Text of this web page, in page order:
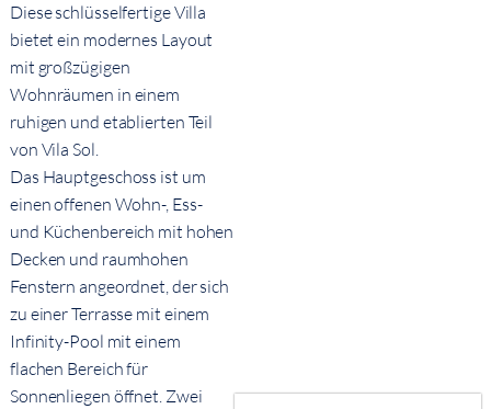
Diese schlüsselfertige Villa
bietet ein modernes Layout
mit großzügigen
Wohnräumen in einem
ruhigen und etablierten Teil
von Vila Sol.
Das Hauptgeschoss ist um
einen offenen Wohn-, Ess-
und Küchenbereich mit hohen
Decken und raumhohen
Fenstern angeordnet, der sich
zu einer Terrasse mit einem
Infinity-Pool mit einem
flachen Bereich für
Sonnenliegen öffnet. Zwei